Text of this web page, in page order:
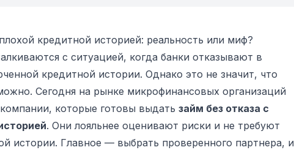
кредитной историей: реальность или миф?
с ситуацией, когда банки отказывают в
кредитной истории. Однако это не значит, что
Сегодня на рынке микрофинансовых организаций
которые готовы выдать займ без отказа с
. Они лояльнее оценивают риски и не требуют
истории. Главное — выбрать проверенного партнера, и